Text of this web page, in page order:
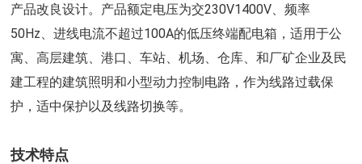
产品改良设计。产品额定电压为交230V1400V、频率
50Hz、进线电流不超过100A的低压终端配电箱，适用于公
寓、高层建筑、港口、车站、机场、仓库、和厂矿企业及民
建工程的建筑照明和小型动力控制电路，作为线路过载保
护，适中保护以及线路切换等。
技术特点